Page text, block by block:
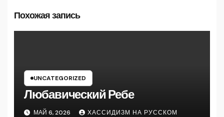
Похожая запись
UNCATEGORIZED
Любавический Ребе
МАЙ 6, 2026 ХАССИДИЗМ НА РУССКОМ